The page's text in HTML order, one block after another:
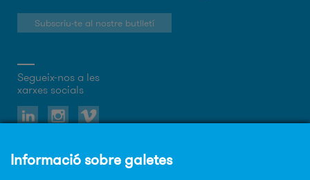
Subscriu-te al nostre butlletí
Segueix-nos a les
xarxes socials